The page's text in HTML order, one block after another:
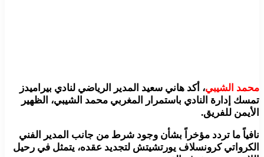
محمد الشيبي، أكد هاني سعيد المدير الرياضي لنادي بيراميدز
تمسك إدارة النادي باستمرار المغربي محمد الشيبي، الظهير
الأيمن للفريق.
نافياً ما تردد مؤخراً بشأن وجود شرط من جانب المدير الفني
الكرواتي كرونسلاف يورتشيتش لتجديد عقده، يتمثل في رحيل